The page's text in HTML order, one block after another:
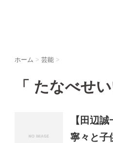
ホーム > 芸能 >
「 たなべせ
【田辺
寧々と子